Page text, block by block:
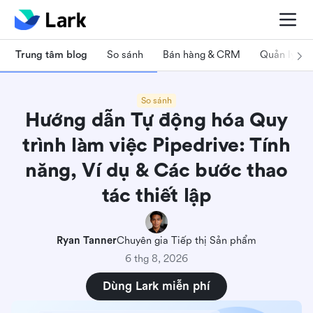
Trung tâm blog So sánh Bán hàng & CRM Quản lý dự
So sánh
Hướng dẫn Tự động hóa Quy
trình làm việc Pipedrive: Tính
năng, Ví dụ & Các bước thao
tác thiết lập
Ryan TannerChuyên gia Tiếp thị Sản phẩm
6 thg 8, 2026
Dùng Lark miễn phí
Pipedrive workflow automation là gì?